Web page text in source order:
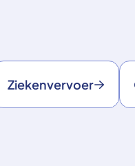
Ziekenvervoer